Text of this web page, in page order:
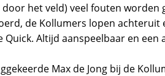
het veld) veel fouten worden
de Kollumers lopen achteruit
Altijd aanspeelbaar en een
Max de Jong bij de